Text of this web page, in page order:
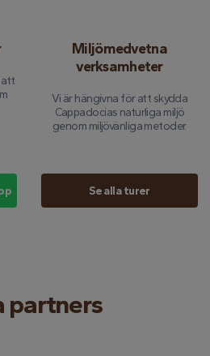
att
Miljömedvetna
verksamheter
Vi är hängivna för att skydda
Cappadocias naturliga miljö
genom miljövänliga metoder.
Se alla turer
partners